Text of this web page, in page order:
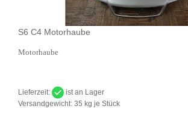
S6 C4 Motorhaube
Motorhaube
Lieferzeit:
ist an Lager
Versandgewicht: 35 kg je Stück